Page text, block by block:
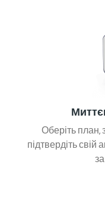
Оберіть план,
підтвердіть свій